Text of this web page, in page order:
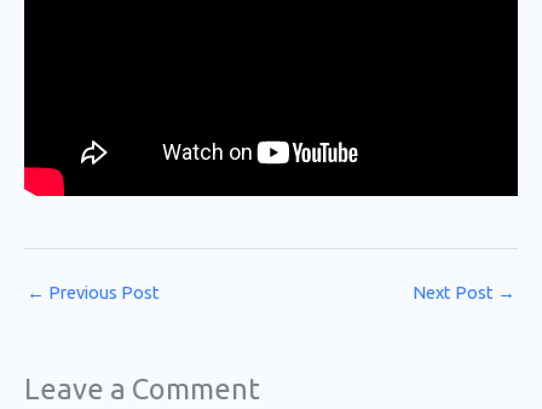
← Previous Post Next Post →
Leave a Comment